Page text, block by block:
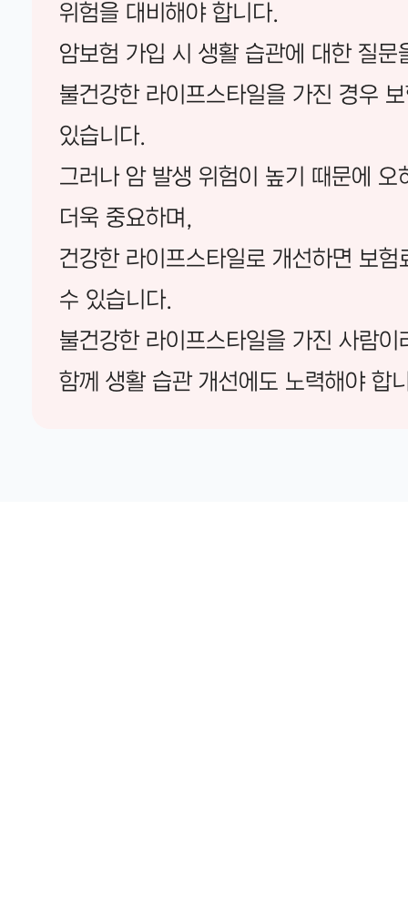
위험을 대비해야 합니다.
암보험 가입 시 생활 습관에 대한 질문
불건강한 라이프스타일을 가진 경우
있습니다.
그러나 암 발생 위험이 높기 때문에 오
더욱 중요하며,
건강한 라이프스타일로 개선하면 보
수 있습니다.
불건강한 라이프스타일을 가진 사람이
함께 생활 습관 개선에도 노력해야 합